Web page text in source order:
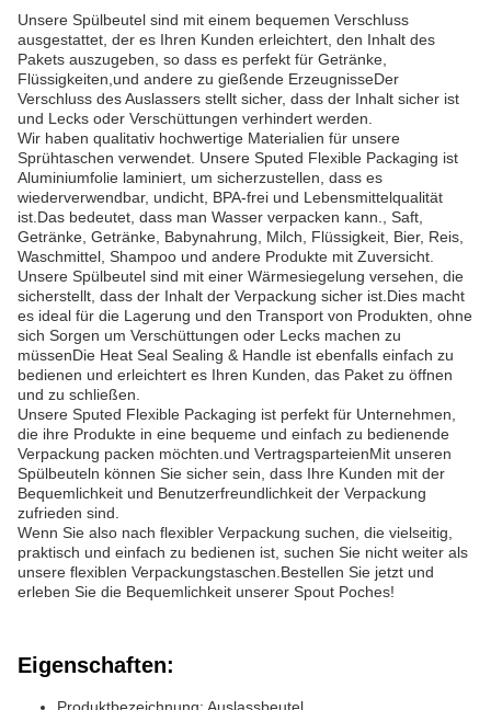
Unsere Spülbeutel sind mit einem bequemen Verschluss
ausgestattet, der es Ihren Kunden erleichtert, den Inhalt des
Pakets auszugeben, so dass es perfekt für Getränke,
Flüssigkeiten,und andere zu gießende ErzeugnisseDer
Verschluss des Auslassers stellt sicher, dass der Inhalt sicher ist
und Lecks oder Verschüttungen verhindert werden.
Wir haben qualitativ hochwertige Materialien für unsere
Sprühtaschen verwendet. Unsere Sputed Flexible Packaging ist
Aluminiumfolie laminiert, um sicherzustellen, dass es
wiederverwendbar, undicht, BPA-frei und Lebensmittelqualität
ist.Das bedeutet, dass man Wasser verpacken kann., Saft,
Getränke, Getränke, Babynahrung, Milch, Flüssigkeit, Bier, Reis,
Waschmittel, Shampoo und andere Produkte mit Zuversicht.
Unsere Spülbeutel sind mit einer Wärmesiegelung versehen, die
sicherstellt, dass der Inhalt der Verpackung sicher ist.Dies macht
es ideal für die Lagerung und den Transport von Produkten, ohne
sich Sorgen um Verschüttungen oder Lecks machen zu
müssenDie Heat Seal Sealing & Handle ist ebenfalls einfach zu
bedienen und erleichtert es Ihren Kunden, das Paket zu öffnen
und zu schließen.
Unsere Sputed Flexible Packaging ist perfekt für Unternehmen,
die ihre Produkte in eine bequeme und einfach zu bedienende
Verpackung packen möchten.und VertragsparteienMit unseren
Spülbeuteln können Sie sicher sein, dass Ihre Kunden mit der
Bequemlichkeit und Benutzerfreundlichkeit der Verpackung
zufrieden sind.
Wenn Sie also nach flexibler Verpackung suchen, die vielseitig,
praktisch und einfach zu bedienen ist, suchen Sie nicht weiter als
unsere flexiblen Verpackungstaschen.Bestellen Sie jetzt und
erleben Sie die Bequemlichkeit unserer Spout Poches!
Eigenschaften: